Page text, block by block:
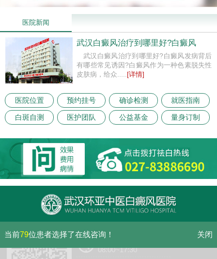
医院新闻
武汉白癜风治疗到哪里好?白癜风
武汉白癜风治疗到哪里好?白癜风发病背后
有哪些常见诱因?白癜风作为一种色素脱失性
皮肤病，给众..... [详情]
医院位置 预约挂号 确诊检测 就医指南
白斑自测 医护团队 公益基金 量身订制
门诊（节假日无休息）
08:00~17:30
当前79位患者选择了在线咨询！ 关闭